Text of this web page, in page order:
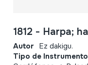
1812 - Harpa;
Autor Ez dakigu.
Tipo de